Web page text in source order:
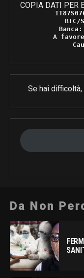
COPIA DATI PER
BIC/
A
Se hai
Da Non